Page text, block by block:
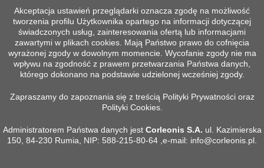
PRODUKTY 

KONTAKT 
Akceptacja ustawień przeglądarki oznacza zgodę na możliwość
tworzenia profilu Użytkownika opartego na informacji dotyczącej
świadczonych usług, zainteresowania ofertą lub informacjami
zawartymi w plikach cookies. Mają Państwo prawo do cofnięcia
wyrażonej zgody w dowolnym momencie. Wycofanie zgody nie ma
wpływu na zgodność z prawem przetwarzania Państwa danych,
którego dokonano na podstawie udzielonej wcześniej zgody.
Zapraszamy do zapoznania się z treścią Polityki Prywatności oraz
Polityki Cookies.
Administratorem Państwa danych jest Corleonis S.A. ul. Kazimierska
150, 84-230 Rumia, NIP: 588-215-80-64 ,e-mail: info@corleonis.pl